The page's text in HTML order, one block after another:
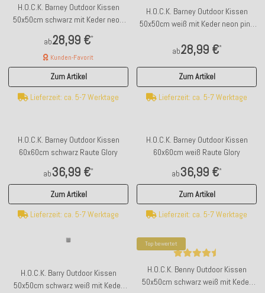
H.O.C.K. Barney Outdoor Kissen
50x50cm schwarz mit Keder neon
ab28,99 €*
Kunden-Favorit
Zum Artikel
Lieferzeit: ca. 5-7 Werktage
H.O.C.K. Barney Outdoor Kissen
50x50cm weiß mit Keder neon pink
ab28,99 €*
Zum Artikel
Lieferzeit: ca. 5-7 Werktage
H.O.C.K. Barney Outdoor Kissen
60x60cm schwarz Raute Glory
ab36,99 €*
Zum Artikel
Lieferzeit: ca. 5-7 Werktage
H.O.C.K. Barney Outdoor Kissen
60x60cm weiß Raute Glory
ab36,99 €*
Zum Artikel
Lieferzeit: ca. 5-7 Werktage
H.O.C.K. Barry Outdoor Kissen
50x50cm schwarz weiß mit Keder
Top bewertet
H.O.C.K. Benny Outdoor Kissen
50x50cm schwarz weiß mit Keder